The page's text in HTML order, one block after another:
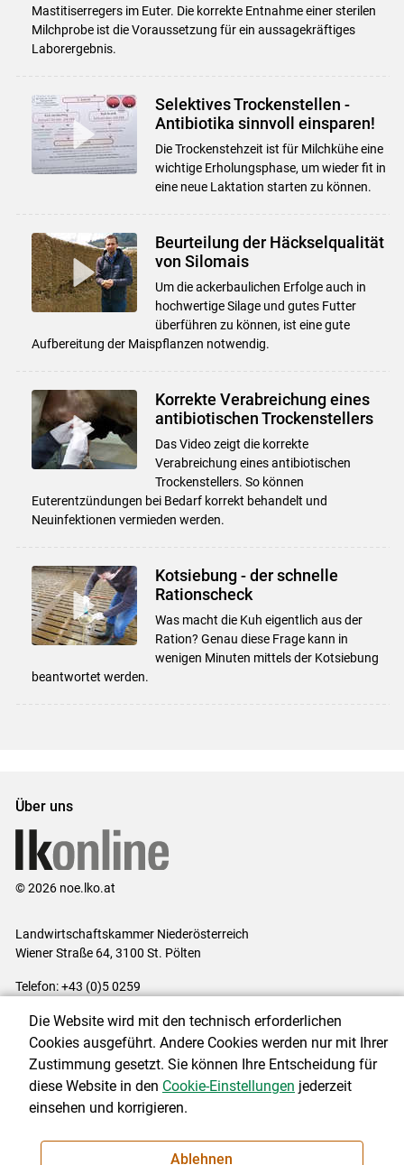
Mastitiserregers im Euter. Die korrekte Entnahme einer sterilen
Milchprobe ist die Voraussetzung für ein aussagekräftiges
Laborergebnis.
Selektives Trockenstellen -
Antibiotika sinnvoll einsparen!
Die Trockenstehzeit ist für Milchkühe eine
wichtige Erholungsphase, um wieder fit in
eine neue Laktation starten zu können.
Beurteilung der Häckselqualität
von Silomais
Um die ackerbaulichen Erfolge auch in
hochwertige Silage und gutes Futter
überführen zu können, ist eine gute
Aufbereitung der Maispflanzen notwendig.
Korrekte Verabreichung eines
antibiotischen Trockenstellers
Das Video zeigt die korrekte
Verabreichung eines antibiotischen
Trockenstellers. So können
Euterentzündungen bei Bedarf korrekt behandelt und
Neuinfektionen vermieden werden.
Kotsiebung - der schnelle
Rationscheck
Was macht die Kuh eigentlich aus der
Ration? Genau diese Frage kann in
wenigen Minuten mittels der Kotsiebung
beantwortet werden.
Über uns
© 2026 noe.lko.at
Landwirtschaftskammer Niederösterreich
Wiener Straße 64, 3100 St. Pölten
Telefon: +43 (0)5 0259
Impressum|Kontakt|Datenschutzerklärung|Barrierefreiheit|
Cookie-Einstellungen
NEWSLETTER
Die Website wird mit den technisch erforderlichen
Cookies ausgeführt. Andere Cookies werden nur mit Ihrer
Zustimmung gesetzt. Sie können Ihre Entscheidung für
diese Website in den Cookie-Einstellungen jederzeit
einsehen und korrigieren.
Ablehnen